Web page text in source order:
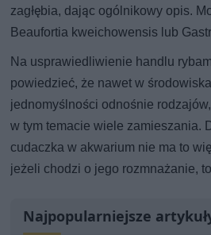
zagłębia, dając ogólnikowy opis.
Beaufortia kweichowensis lub
Na usprawiedliwienie handlu
powiedzieć, że nawet w
jednomyślności odnośnie
w tym temacie wiele zamieszania.
cudaczka w akwarium nie ma to
jeżeli chodzi o jego rozmnażanie,
Najpopularniejsze